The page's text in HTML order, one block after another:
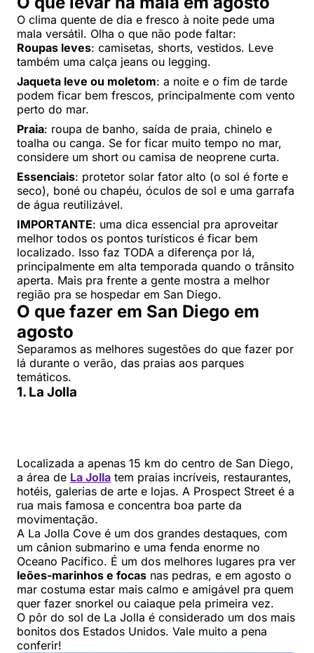
O clima quente de dia e fresco à noite pede uma
mala versátil. Olha o que não pode faltar:
Roupas leves: camisetas, shorts, vestidos. Leve
também uma calça jeans ou legging.
Jaqueta leve ou moletom: a noite e o fim de tarde
podem ficar bem frescos, principalmente com vento
perto do mar.
Praia: roupa de banho, saída de praia, chinelo e
toalha ou canga. Se for ficar muito tempo no mar,
considere um short ou camisa de neoprene curta.
Essenciais: protetor solar fator alto (o sol é forte e
seco), boné ou chapéu, óculos de sol e uma garrafa
de água reutilizável.
IMPORTANTE: uma dica essencial pra aproveitar
melhor todos os pontos turísticos é ficar bem
localizado. Isso faz TODA a diferença por lá,
principalmente em alta temporada quando o trânsito
aperta. Mais pra frente a gente mostra a melhor
região pra se hospedar em San Diego.
O que fazer em San Diego em
agosto
Separamos as melhores sugestões do que fazer por
lá durante o verão, das praias aos parques
temáticos.
1. La Jolla
Localizada a apenas 15 km do centro de San Diego,
a área de La Jolla tem praias incríveis, restaurantes,
hotéis, galerias de arte e lojas. A Prospect Street é a
rua mais famosa e concentra boa parte da
movimentação.
A La Jolla Cove é um dos grandes destaques, com
um cânion submarino e uma fenda enorme no
Oceano Pacífico. É um dos melhores lugares pra ver
leões-marinhos e focas nas pedras, e em agosto o
mar costuma estar mais calmo e amigável pra quem
quer fazer snorkel ou caiaque pela primeira vez.
O pôr do sol de La Jolla é considerado um dos mais
bonitos dos Estados Unidos. Vale muito a pena
conferir!